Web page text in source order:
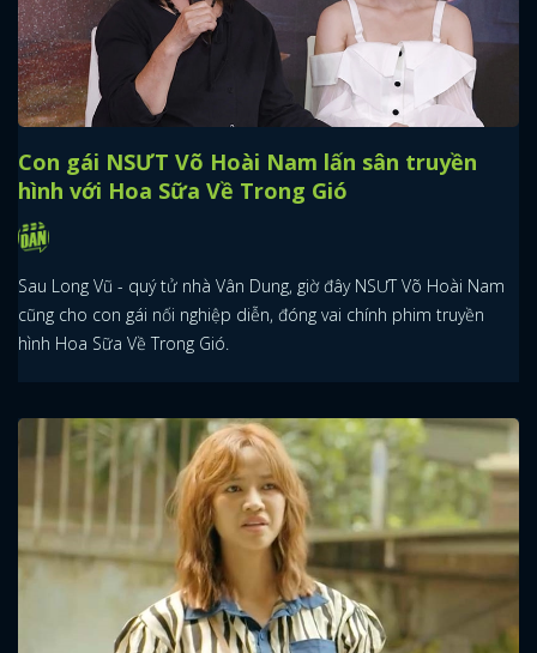
Con gái NSƯT Võ Hoài Nam lấn sân truyền
hình với Hoa Sữa Về Trong Gió
Sau Long Vũ - quý tử nhà Vân Dung, giờ đây NSƯT Võ Hoài Nam
cũng cho con gái nối nghiệp diễn, đóng vai chính phim truyền
hình Hoa Sữa Về Trong Gió.